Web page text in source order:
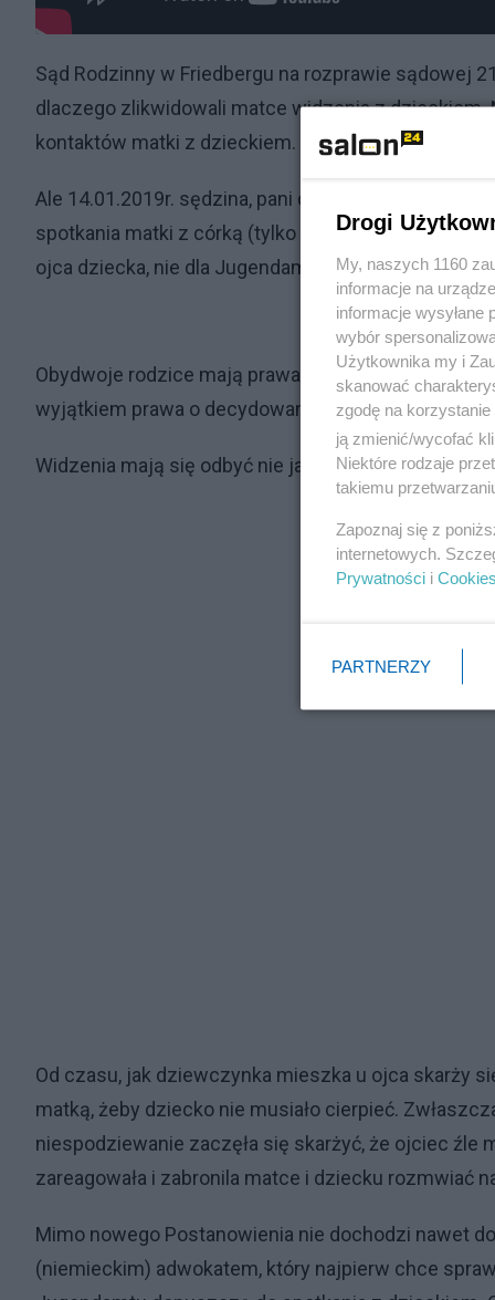
Sąd Rodzinny w Friedbergu na rozprawie sądowej
dlaczego zlikwidowali matce widzenia z dzieckiem.
kontaktów matki z dzieckiem.
Ale 14.01.2019r. sędzina, pani dr. Bohn z Sądu
spotkania matki z córką (tylko pod nadzorem) mają
ojca dziecka, nie dla Jugendamtu).
Obydwoje rodzice mają prawa rodzicielskie (i
wyjątkiem prawa o decydowaniu o miejscu pobytu
Widzenia mają się odbyć nie jak w poprzednim
Od czasu, jak dziewczynka mieszka u ojca skarży
matką, żeby dziecko nie musiało cierpieć.
niespodziewanie zaczęła się skarżyć, że ojciec
zareagowała i zabronila matce i dziecku rozmwiać
Mimo nowego Postanowienia nie dochodzi nawet
(niemieckim) adwokatem, który najpierw chce
Drogi
My, naszych 1160
informacje na
informacje wysyłane
wybór
Użytkownika my i
skanować
zgodę na
ją zmienić/wycofać
Niektóre rodzaje
takiemu
Zapoznaj się z
internetowych.
Prywatności i Cookies
PARTNERZY